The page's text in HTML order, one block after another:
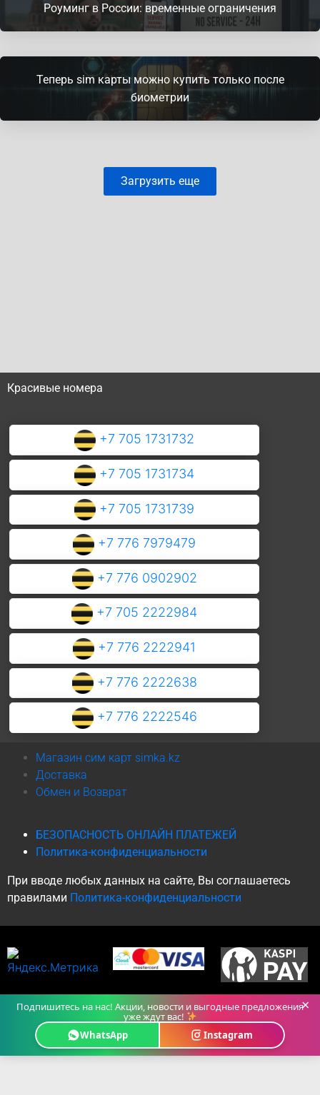
Роуминг в России: временные ограничения
Теперь sim карты можно купить только после
биометрии
Загрузить еще
Красивые номера
+7 705 1731732
+7 705 1731734
+7 705 1731739
+7 776 7979479
+7 776 0902902
+7 705 2222984
+7 776 2222941
+7 776 2222638
+7 776 2222546
Магазин сим карт simka.kz
Доставка
Обмен и Возврат
БЕЗОПАСНОСТЬ ОНЛАЙН ПЛАТЕЖЕЙ
Политика-конфиденциальности
При вводе любых данных на сайте, Вы соглашаетесь
правилами Политика-конфиденциальности
Подпишитесь на нас! Акции, новости и выгодные предложения
уже ждут вас!
WhatsApp
Instagram
×